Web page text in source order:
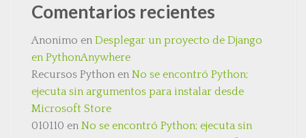
Comentarios recientes
Anonimo en Desplegar un proyecto de Django
en PythonAnywhere
Recursos Python en No se encontró Python;
ejecuta sin argumentos para instalar desde
Microsoft Store
010110 en No se encontró Python; ejecuta sin